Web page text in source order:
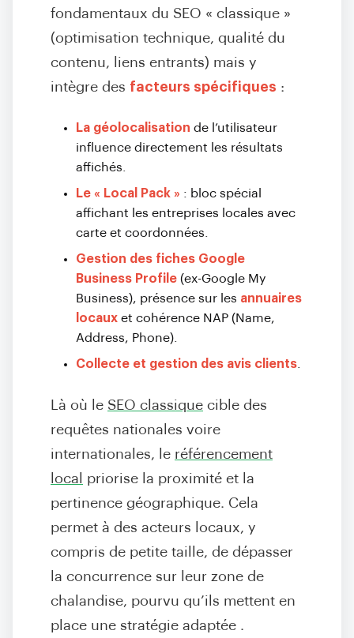
fondamentaux du SEO « classique »
(optimisation technique, qualité du
contenu, liens entrants) mais y
intègre des facteurs spécifiques :
La géolocalisation de l’utilisateur
influence directement les résultats
affichés.
Le « Local Pack » : bloc spécial
affichant les entreprises locales avec
carte et coordonnées.
Gestion des fiches Google
Business Profile (ex-Google My
Business), présence sur les annuaires
locaux et cohérence NAP (Name,
Address, Phone).
Collecte et gestion des avis clients
Là où le SEO classique cible des
requêtes nationales voire
internationales, le référencement
local
priorise la proximité et la
pertinence géographique. Cela
permet à des acteurs locaux, y
compris de petite taille, de dépasser
la concurrence sur leur zone de
chalandise, pourvu qu’ils mettent en
place une stratégie adaptée .